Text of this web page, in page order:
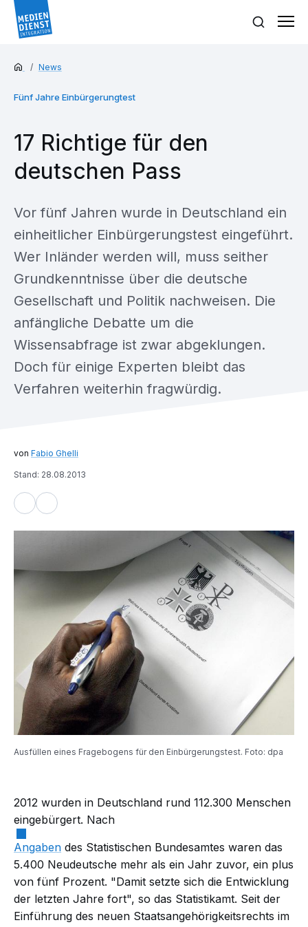
News
Fünf Jahre Einbürgerungtest
17 Richtige für den
deutschen Pass
Fabio Ghelli
Stand: 28.08.2013
Vor fünf Jahren wurde in Deutschland ein
einheitlicher Einbürgerungstest eingeführt.
Wer Inländer werden will, muss seither
Grundkenntnisse über die deutsche
Gesellschaft und Politik nachweisen. Die
anfängliche Debatte um die
Wissensabfrage ist zwar abgeklungen.
Doch für einige Experten bleibt das
Verfahren weiterhin fragwürdig.
Ausfüllen eines Fragebogens für den Einbürgerungstest. Foto: dpa
2012 wurden in Deutschland rund 112.300 Menschen
eingebürgert. Nach
Angaben des Statistischen Bundesamtes waren das
5.400 Neudeutsche mehr als ein Jahr zuvor, ein plus
von fünf Prozent. "Damit setzte sich die Entwicklung
der letzten Jahre fort", so das Statistikamt. Seit der
Einführung des neuen Staatsangehörigkeitsrechts im